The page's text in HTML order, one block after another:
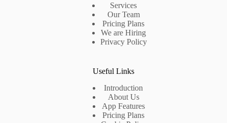
Services
Our Team
Pricing Plans
We are Hiring
Privacy Policy
Useful Links
Introduction
About Us
App Features
Pricing Plans